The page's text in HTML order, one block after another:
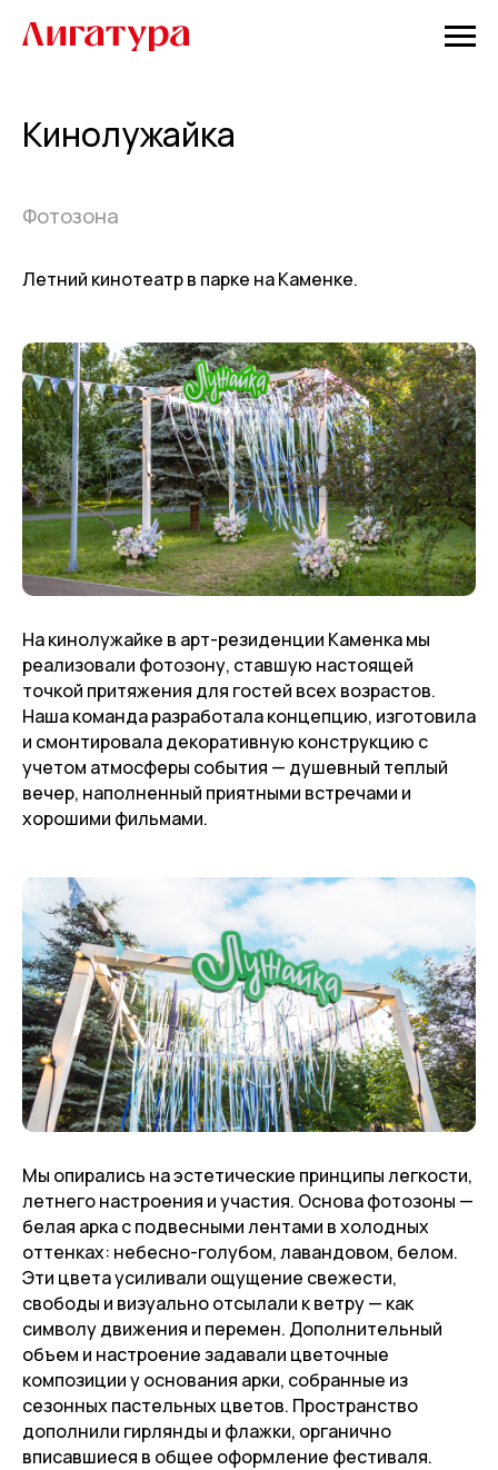
Кинолужайка
Фотозона
Летний кинотеатр в парке на Каменке.
На кинолужайке в арт-резиденции Каменка мы
реализовали фотозону, ставшую настоящей
точкой притяжения для гостей всех возрастов.
Наша команда разработала концепцию, изготовила
и смонтировала декоративную конструкцию с
учетом атмосферы события — душевный теплый
вечер, наполненный приятными встречами и
хорошими фильмами.
Мы опирались на эстетические принципы легкости,
летнего настроения и участия. Основа фотозоны —
белая арка с подвесными лентами в холодных
оттенках: небесно-голубом, лавандовом, белом.
Эти цвета усиливали ощущение свежести,
свободы и визуально отсылали к ветру — как
символу движения и перемен. Дополнительный
объем и настроение задавали цветочные
композиции у основания арки, собранные из
сезонных пастельных цветов. Пространство
дополнили гирлянды и флажки, органично
вписавшиеся в общее оформление фестиваля.